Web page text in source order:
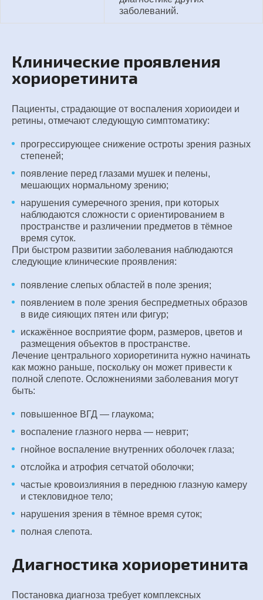
заболеваний.
Клинические проявления
хориоретинита
Пациенты, страдающие от воспаления хориоидеи и
ретины, отмечают следующую симптоматику:
прогрессирующее снижение остроты зрения разных
степеней;
появление перед глазами мушек и пелены,
мешающих нормальному зрению;
нарушения сумеречного зрения, при которых
наблюдаются сложности с ориентированием в
пространстве и различении предметов в тёмное
время суток.
При быстром развитии заболевания наблюдаются
следующие клинические проявления:
появление слепых областей в поле зрения;
появлением в поле зрения беспредметных образов
в виде сияющих пятен или фигур;
искажённое восприятие форм, размеров, цветов и
размещения объектов в пространстве.
Лечение центрального хориоретинита нужно начинать
как можно раньше, поскольку он может привести к
полной слепоте. Осложнениями заболевания могут
быть:
повышенное ВГД — глаукома;
воспаление глазного нерва — неврит;
гнойное воспаление внутренних оболочек глаза;
отслойка и атрофия сетчатой оболочки;
частые кровоизлияния в переднюю глазную камеру
и стекловидное тело;
нарушения зрения в тёмное время суток;
полная слепота.
Диагностика хориоретинита
Постановка диагноза требует комплексных